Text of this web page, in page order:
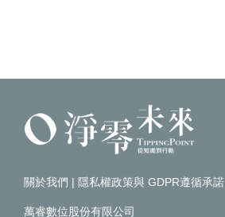
關於我們 | 隱私權政策與 GDPR遵循承諾
萬睿數位股份有限公司